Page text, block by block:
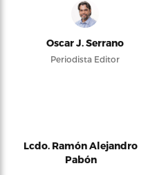
Oscar J. Serrano
Periodista Editor
Lcdo. Ramón Alejandro
Pabón